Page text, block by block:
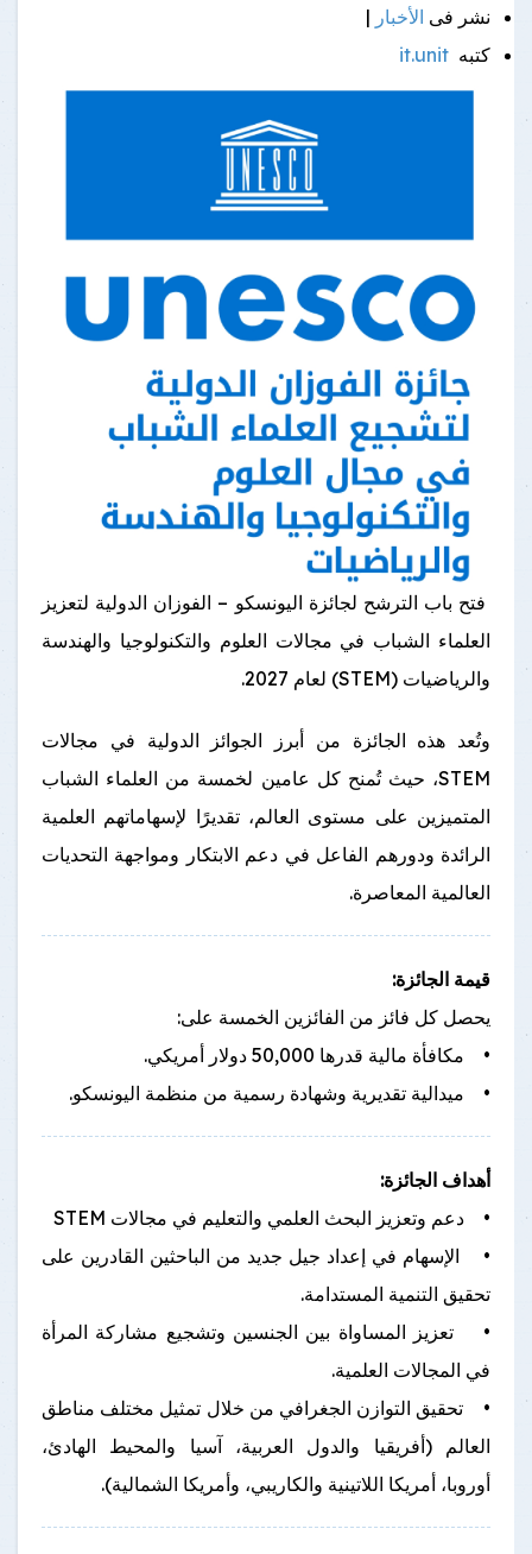
نشر فى الأخبار |
كتبه it.unit
فتح باب الترشح لجائزة اليونسكو – الفوزان الدولية لتعزيز
العلماء الشباب في مجالات العلوم والتكنولوجيا والهندسة
والرياضيات (STEM) لعام 2027.
وتُعد هذه الجائزة من أبرز الجوائز الدولية في مجالات
STEM، حيث تُمنح كل عامين لخمسة من العلماء الشباب
المتميزين على مستوى العالم، تقديرًا لإسهاماتهم العلمية
الرائدة ودورهم الفاعل في دعم الابتكار ومواجهة التحديات
العالمية المعاصرة.
قيمة الجائزة:
يحصل كل فائز من الفائزين الخمسة على:
• مكافأة مالية قدرها 50,000 دولار أمريكي.
• ميدالية تقديرية وشهادة رسمية من منظمة اليونسكو.
أهداف الجائزة:
• دعم وتعزيز البحث العلمي والتعليم في مجالات STEM
• الإسهام في إعداد جيل جديد من الباحثين القادرين على
تحقيق التنمية المستدامة.
• تعزيز المساواة بين الجنسين وتشجيع مشاركة المرأة
في المجالات العلمية.
• تحقيق التوازن الجغرافي من خلال تمثيل مختلف مناطق
العالم (أفريقيا والدول العربية، آسيا والمحيط الهادئ،
أوروبا، أمريكا اللاتينية والكاريبي، وأمريكا الشمالية).